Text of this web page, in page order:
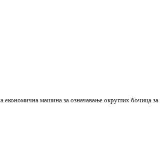
машина за означавање округлих бочица за